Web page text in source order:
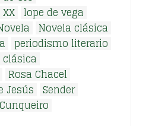
lope de vega
Novela clásica
periodismo literario
clásica
Rosa Chacel
Jesús Sender